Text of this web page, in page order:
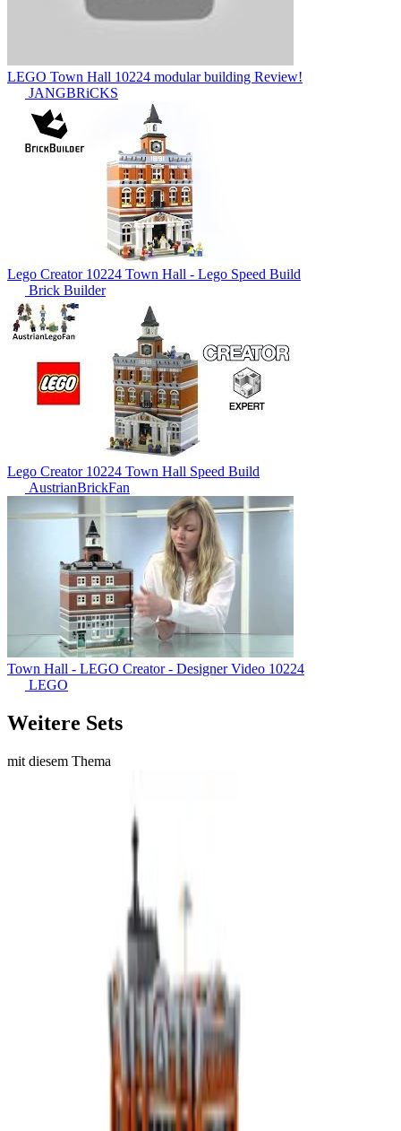
LEGO Town Hall 10224 modular building Review!
JANGBRiCKS
Lego Creator 10224 Town Hall - Lego Speed Build
Brick Builder
Lego Creator 10224 Town Hall Speed Build
AustrianBrickFan
Town Hall - LEGO Creator - Designer Video 10224
LEGO
Weitere Sets
mit diesem Thema